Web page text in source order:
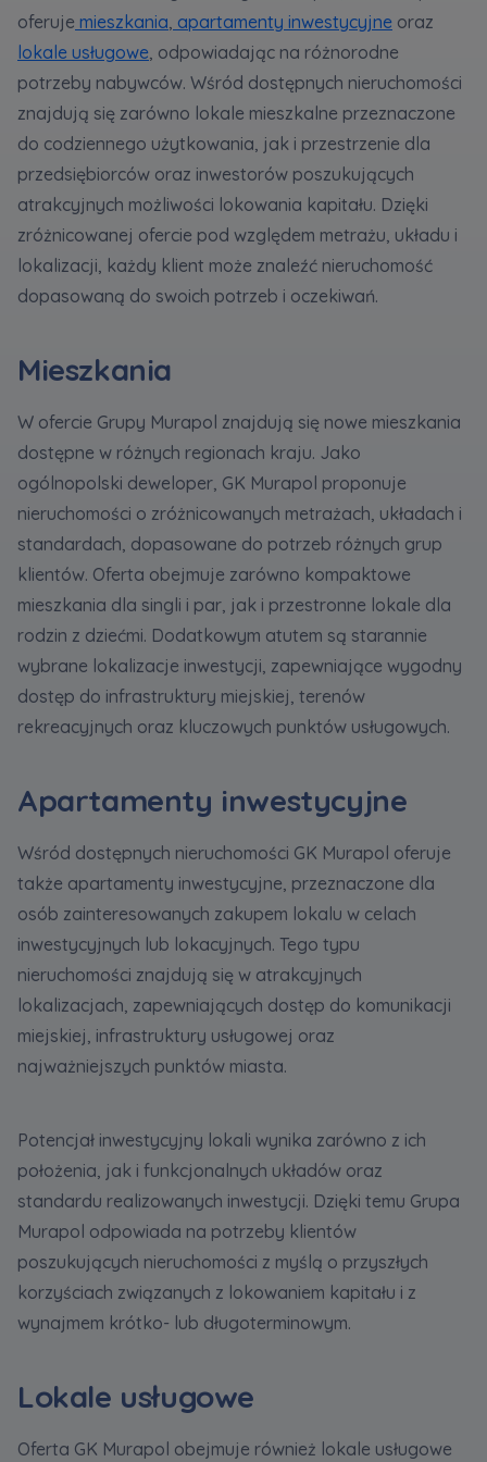
oferuje mieszkania apartamenty inwestycyjne oraz
lokale usługowe , odpowiadając na różnorodne
potrzeby nabywców. Wśród dostępnych nieruchomości
znajdują się zarówno lokale mieszkalne przeznaczone
do codziennego użytkowania, jak i przestrzenie dla
przedsiębiorców oraz inwestorów poszukujących
atrakcyjnych możliwości lokowania kapitału. Dzięki
zróżnicowanej ofercie pod względem metrażu, układu i
lokalizacji, każdy klient może znaleźć nieruchomość
dopasowaną do swoich potrzeb i oczekiwań.
Mieszkania
W ofercie Grupy Murapol znajdują się nowe mieszkania
dostępne w różnych regionach kraju. Jako
ogólnopolski deweloper, GK Murapol proponuje
nieruchomości o zróżnicowanych metrażach, układach i
standardach, dopasowane do potrzeb różnych grup
klientów. Oferta obejmuje zarówno kompaktowe
mieszkania dla singli i par, jak i przestronne lokale dla
rodzin z dziećmi. Dodatkowym atutem są starannie
wybrane lokalizacje inwestycji, zapewniające wygodny
dostęp do infrastruktury miejskiej, terenów
rekreacyjnych oraz kluczowych punktów usługowych.
Apartamenty inwestycyjne
Wśród dostępnych nieruchomości GK Murapol oferuje
także apartamenty inwestycyjne, przeznaczone dla
osób zainteresowanych zakupem lokalu w celach
inwestycyjnych lub lokacyjnych. Tego typu
nieruchomości znajdują się w atrakcyjnych
lokalizacjach, zapewniających dostęp do komunikacji
miejskiej, infrastruktury usługowej oraz
najważniejszych punktów miasta.
Potencjał inwestycyjny lokali wynika zarówno z ich
położenia, jak i funkcjonalnych układów oraz
standardu realizowanych inwestycji. Dzięki temu Grupa
Murapol odpowiada na potrzeby klientów
poszukujących nieruchomości z myślą o przyszłych
korzyściach związanych z lokowaniem kapitału i z
wynajmem krótko- lub długoterminowym.
Lokale usługowe
Oferta GK Murapol obejmuje również lokale usługowe
Zawiadomienia o nabyciu lub posiadaniu znacznego
pakietu akcji proszę wysyłać na
notyfikacje@murapol.pl
Skontaktuj się z nami